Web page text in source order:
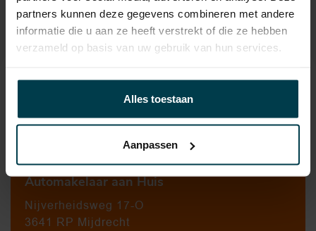
partners kunnen deze gegevens combineren met andere
informatie die u aan ze heeft verstrekt of die ze hebben
verzameld op basis van uw gebruik van hun services.
Alles toestaan
Aanpassen
Contact informatie
verkoop@automakelaaraanhuis.nl
Automakelaar aan Huis
Nijverheidsweg 17-O
3641 RP Mijdrecht